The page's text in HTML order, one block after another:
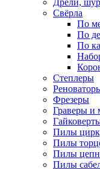
Дрели,
Свёрла
По
По
По
Степлеры
Фрезеры
Граверы и
Пилы
Пилы
Пилы
Пилы